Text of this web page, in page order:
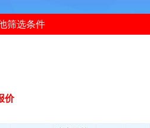
筛选条件
价